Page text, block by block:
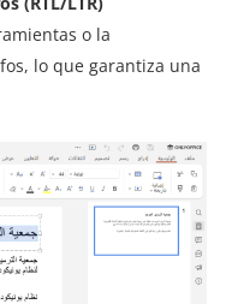
o la
lo que garantiza una